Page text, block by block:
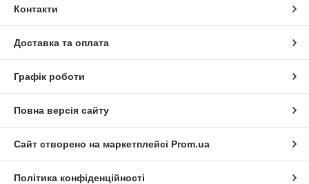
Контакти
Доставка та оплата
Графік роботи
Повна версія сайту
Сайт створено на маркетплейсі Prom.ua
Політика конфіденційності